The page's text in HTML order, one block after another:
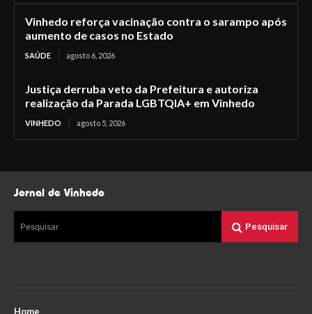
Vinhedo reforça vacinação contra o sarampo após
aumento de casos no Estado
SAÚDE agosto 6, 2026
Justiça derruba veto da Prefeitura e autoriza
realização da Parada LGBTQIA+ em Vinhedo
VINHEDO agosto 5, 2026
Jornal de Vinhedo
Pesquisar Pesquisar
Home